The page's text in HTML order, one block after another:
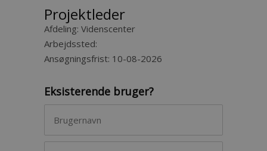
Projektleder
Afdeling: Videnscenter
Arbejdssted:
Ansøgningsfrist: 10-08-2026
Eksisterende bruger?